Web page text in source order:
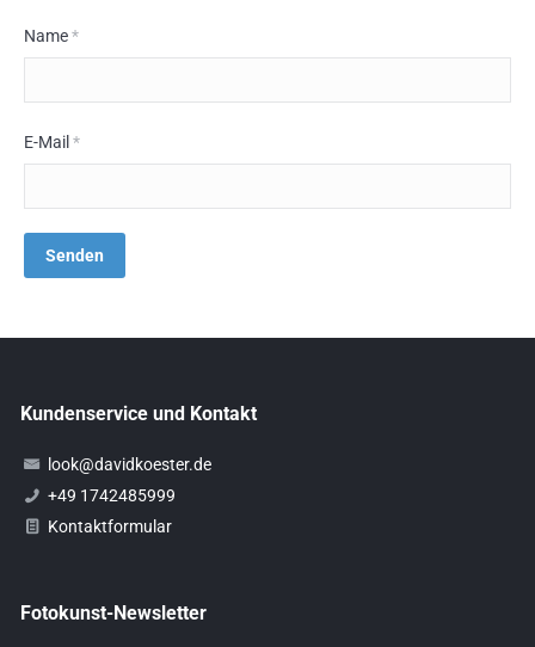
Name*
E-Mail *
Kundenservice und Kontakt
look@davidkoester.de
+49 1742485999
Kontaktformular
Fotokunst-Newsletter